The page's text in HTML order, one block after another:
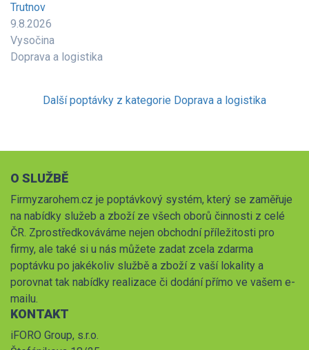
Trutnov
9.8.2026
Vysočina
Doprava a logistika
Další poptávky z kategorie Doprava a logistika
O SLUŽBĚ
Firmyzarohem.cz je poptávkový systém, který se zaměřuje
na nabídky služeb a zboží ze všech oborů činnosti z celé
ČR. Zprostředkováváme nejen obchodní příležitosti pro
firmy, ale také si u nás můžete zadat zcela zdarma
poptávku po jakékoliv službě a zboží z vaší lokality a
porovnat tak nabídky realizace či dodání přímo ve vašem e-
mailu.
KONTAKT
iFORO Group, s.r.o.